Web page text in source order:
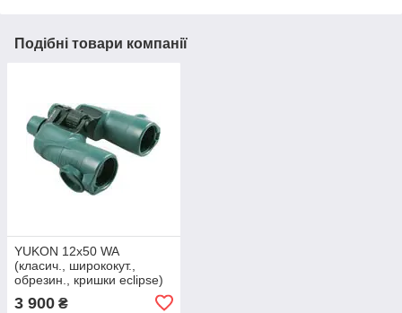
Подібні товари компанії
YUKON 12х50 WA
(класич., ширококут.,
обрезин., кришки eclipse)
3 900 ₴